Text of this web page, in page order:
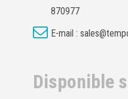
870977
E-mail :
Disponible